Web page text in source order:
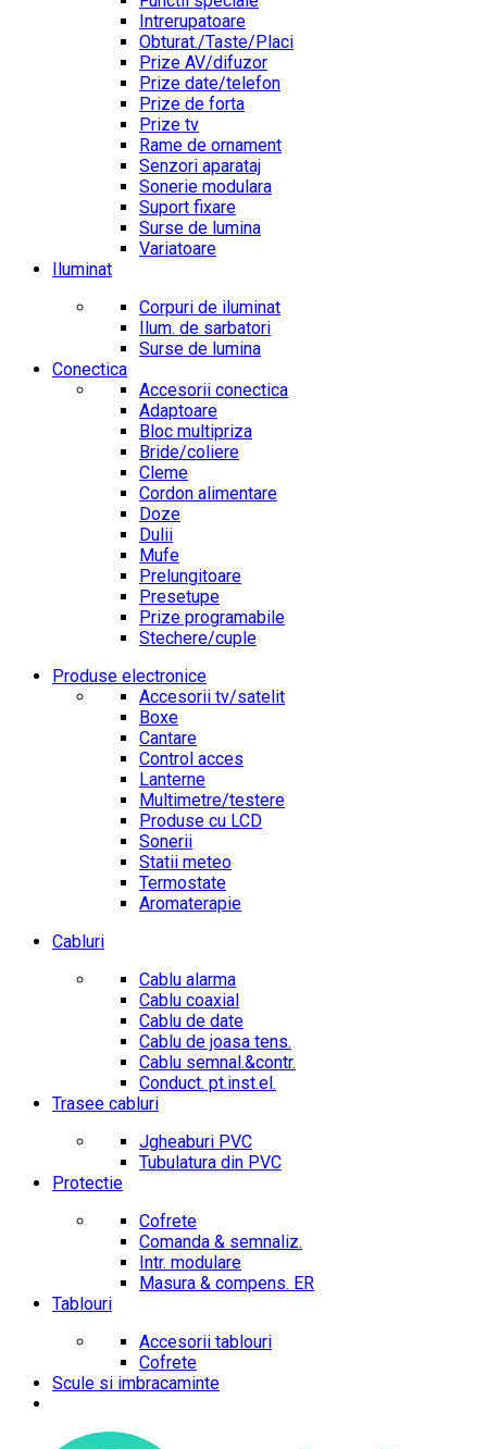
Intrerupatoare
Obturat./Taste/Placi
Prize AV/difuzor
Prize date/telefon
Prize de forta
Prize tv
Rame de ornament
Senzori aparataj
Sonerie modulara
Suport fixare
Surse de lumina
Variatoare
Iluminat
Corpuri de iluminat
Ilum. de sarbatori
Surse de lumina
Conectica
Accesorii conectica
Adaptoare
Bloc multipriza
Bride/coliere
Cleme
Cordon alimentare
Doze
Dulii
Mufe
Prelungitoare
Presetupe
Prize programabile
Stechere/cuple
Produse electronice
Accesorii tv/satelit
Boxe
Cantare
Control acces
Lanterne
Multimetre/testere
Produse cu LCD
Sonerii
Statii meteo
Termostate
Aromaterapie
Cabluri
Cablu alarma
Cablu coaxial
Cablu de date
Cablu de joasa tens.
Cablu semnal.&contr.
Conduct. pt.inst.el.
Trasee cabluri
Jgheaburi PVC
Tubulatura din PVC
Protectie
Cofrete
Comanda & semnaliz.
Intr. modulare
Masura & compens. ER
Tablouri
Accesorii tablouri
Cofrete
Scule si imbracaminte